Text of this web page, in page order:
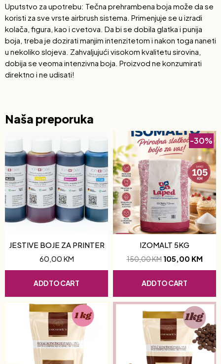
Uputstvo za upotrebu: Tečna prehrambena boja može da se
koristi za sve vrste airbrush sistema. Primenjuje se u izradi
kolača, figura, kao i cvetova. Da bi se dobila glatka i punija
boja, treba je dozirati manjim intenzitetom i nakon toga naneti
u nekoliko slojeva. Zahvaljujući visokom kvalitetu sirovina,
dobija se veoma intenzivna boja. Proizvod ne konzumirati
direktno i ne udisati!
Naša preporuka
JESTIVE BOJE ZA PRINTER
60,00 KM
ADD TO CART
-30%
IZOMALT 5KG
150,00KM 105,00 KM
ADD TO CART